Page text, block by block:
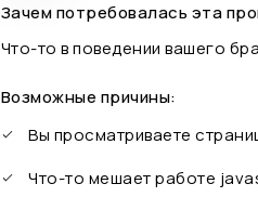
Зачем потребовалась эта
Что-то в поведении вашего
Возможные причины:
Вы просматриваете
Что-то мешает работе